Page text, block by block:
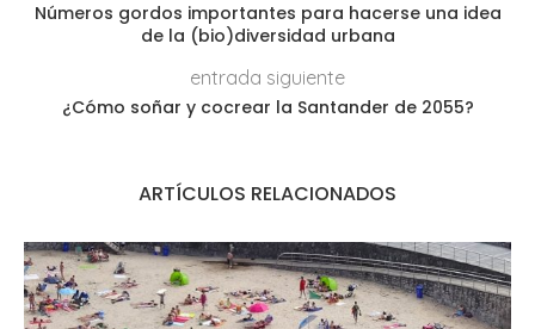
Números gordos importantes para hacerse una idea
de la (bio)diversidad urbana
entrada siguiente
¿Cómo soñar y cocrear la Santander de 2055?
ARTÍCULOS RELACIONADOS